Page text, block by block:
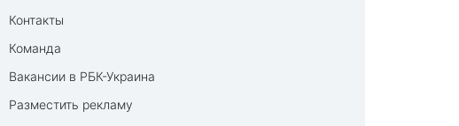
Контакты
Команда
Вакансии в РБК-Украина
Разместить рекламу